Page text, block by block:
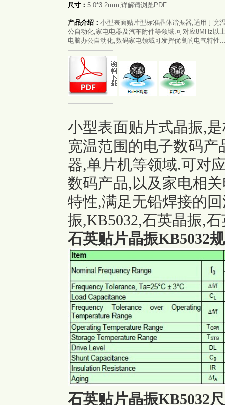
尺寸： 5.0*3.2mm,详解请浏览PDF
产品介绍： 小型表面贴片型标准晶体谐振器,适用于宽
公自动化,家电电器及汽车附件等领域.可对应8MHz以
电脑办公自动化,数码家电领域可发挥优良的电气特性
小型表面贴片式晶振,
宽温范围的电子数码产
器,单片机等领域.可对
数码产品,以及家电相
特性,满足无铅焊接的
振,KB5032,石英晶振,
石英贴片晶振KB5032
石英贴片晶振KB5032